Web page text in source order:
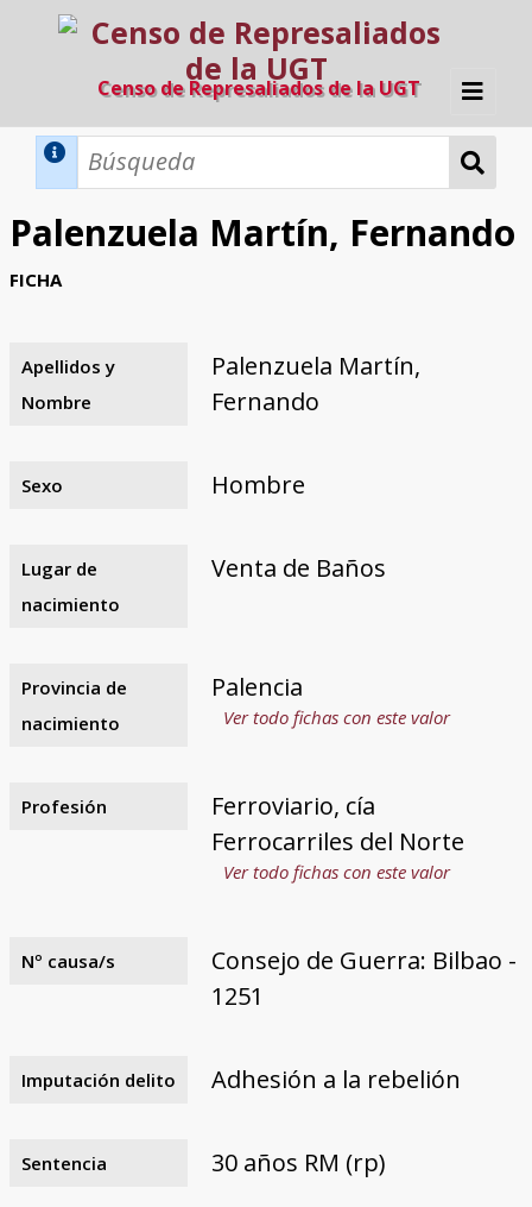
Censo de Represaliados de la UGT
Inicio
Razones y objetivos
El equipo
Colaboradores
Fuentes documentales
Palenzuela Martín, Fernando
FICHA
Apellidos y
Nombre
Palenzuela Martín,
Fernando
Sexo Hombre
Lugar de
nacimiento
Venta de Baños
Provincia de
nacimiento
Palencia
Ver todo fichas con este valor
Profesión
Ferroviario, cía
Ferrocarriles del Norte
Ver todo fichas con este valor
Nº causa/s
Consejo de Guerra: Bilbao -
1251
Imputación delito Adhesión a la rebelión
Sentencia 30 años RM (rp)